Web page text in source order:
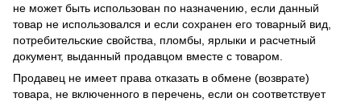
не может быть использован по назначению, если данный
товар не использовался и если сохранен его товарный вид,
потребительские свойства, пломбы, ярлыки и расчетный
документ, выданный продавцом вместе с товаром.
Продавец не имеет права отказать в обмене (возврате)
товара, не включенного в перечень, если он соответствует